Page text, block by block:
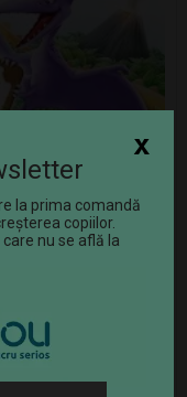
la prima comandă
copiilor.
nu se află la
x